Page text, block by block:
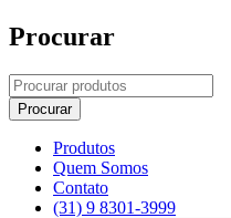
Procurar
Produtos
Quem Somos
Contato
(31) 9 8301-3999